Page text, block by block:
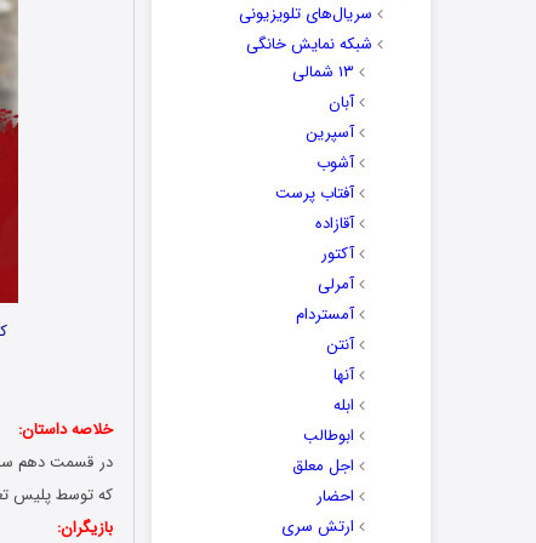
سریال‌های تلویزیونی
شبکه نمایش خانگی
۱۳ شمالی
آبان
آسپرین
آشوب
آفتاب پرست
آقازاده
آکتور
آمرلی
آمستردام
آنتن
آنها
ابله
ابوطالب
اجل معلق
احضار
ارتش سری
خلاصه داستان:
که توسط پلیس
بازیگران: